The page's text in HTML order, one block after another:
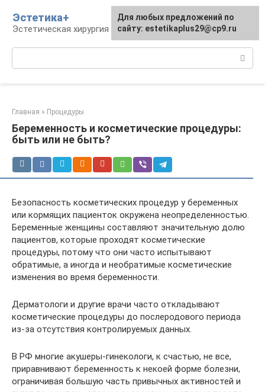
контенту
Эстетика+
Эстетическая хирургия и косметология
Главная » Процедуры
Беременность и косметические процедуры:
быть или не быть?
Безопасность косметических процедур у беременных
или кормящих пациенток окружена неопределенностью.
Беременные женщины составляют значительную долю
пациентов, которые проходят косметические
процедуры, потому что они часто испытывают
обратимые, а иногда и необратимые косметические
изменения во время беременности.
Дерматологи и другие врачи часто откладывают
косметические процедуры до послеродового периода
из-за отсутствия контролируемых данных.
В РФ многие акушеры-гинекологи, к счастью, не все,
приравнивают беременность к некоей форме болезни,
ограничивая большую часть привычных активностей и
Для любых предложений по
сайту: estetikaplus29@cp9.ru